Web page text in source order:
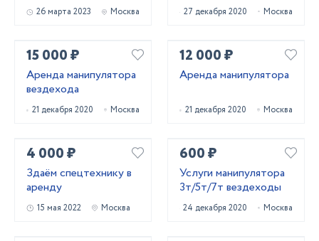
26 марта 2023 Москва 27 декабря 2020 Москва
15 000 ₽
Арендa мaнипулятора
вездехода
21 декабря 2020 Москва
12 000 ₽
Аренда манипулятора
21 декабря 2020 Москва
4 000 ₽
Здаём спецтехнику в
аренду
15 мая 2022 Москва
600 ₽
Услуги манипулятора
3т/5т/7т вездеходы
24 декабря 2020 Москва